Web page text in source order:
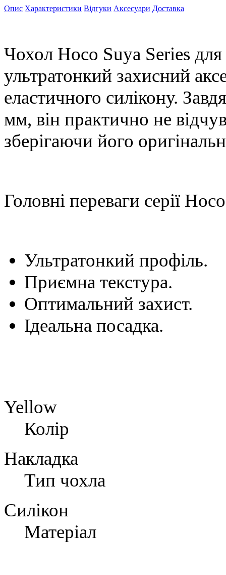
Опис Характеристики Відгуки Аксесуари Доставка
Чохол Hoco Suya Series
ультратонкий захисний
еластичного силікону.
мм, він практично не
зберігаючи його
Головні переваги серії
Ультратонкий профіль.
Приємна текстура.
Оптимальний захист.
Ідеальна посадка.
Yellow
Колір
Накладка
Тип чохла
Силікон
Матеріал